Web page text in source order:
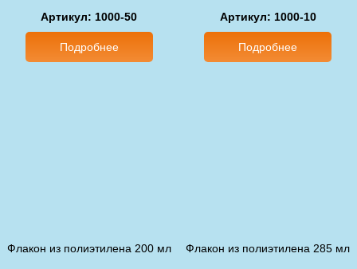
Артикул: 1000-50
Подробнее
Артикул: 1000-10
Подробнее
Флакон из полиэтилена 200 мл Флакон из полиэтилена 285 мл